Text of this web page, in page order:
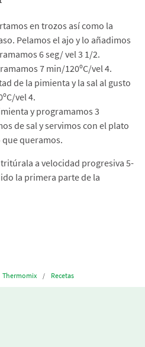
en trozos así como la
Pelamos el ajo y lo añadimos
6 seg/ vel 3 1/2.
7 min/120ºC/vel 4.
de la pimienta y la sal al gusto
vel 4.
y programamos 3
de sal y servimos con el plato
queramos.
a velocidad progresiva 5-
la primera parte de la
Thermomix Recetas